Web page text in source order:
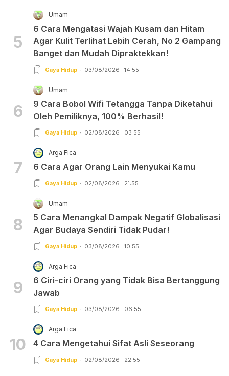
5
Umam
6 Cara Mengatasi Wajah Kusam dan Hitam
Agar Kulit Terlihat Lebih Cerah, No 2 Gampang
Banget dan Mudah Dipraktekkan!
Gaya Hidup 03/08/2026 | 14:55
6
Umam
9 Cara Bobol Wifi Tetangga Tanpa Diketahui
Oleh Pemiliknya, 100% Berhasil!
Gaya Hidup 02/08/2026 | 03:55
7
Arga Fica
6 Cara Agar Orang Lain Menyukai Kamu
Gaya Hidup 02/08/2026 | 21:55
8
Umam
5 Cara Menangkal Dampak Negatif Globalisasi
Agar Budaya Sendiri Tidak Pudar!
Gaya Hidup 03/08/2026 | 10:55
9
Arga Fica
6 Ciri-ciri Orang yang Tidak Bisa Bertanggung
Jawab
Gaya Hidup 03/08/2026 | 06:55
10
Arga Fica
4 Cara Mengetahui Sifat Asli Seseorang
Gaya Hidup 02/08/2026 | 22:55